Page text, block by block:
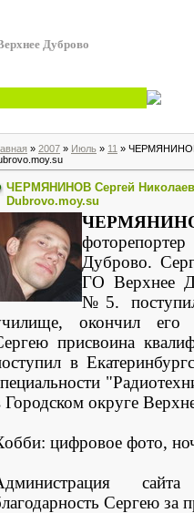
Дуброво
» 2007 » Июль » 11 » ЧЕРМЯНИНОВ
ЧЕРМЯНИНОВ Сергей
Dubrovo.moy.su
Дуброво.
ГО Верхнее
№5. поступил
окончил его
присвоина
в
Городском округе
цифровое фото,
Сергею за